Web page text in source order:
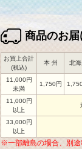
商品のお
お買上合計
(税込)
本 州 北海
11,000円
未満
1,750円
11,000円
以上
33,000円
以上
※一部離島の場合、別